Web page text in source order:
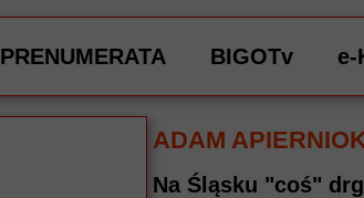
ADAM
Na Śląsku "coś"
PRENUMERATA BIGOTv e-